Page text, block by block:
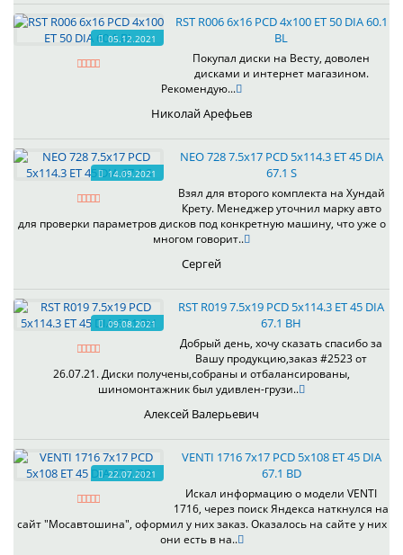
05.12.2021
RST R006 6x16 PCD 4x100 ET 50 DIA 60.1
BL
Покупал диски на Весту, доволен
дисками и интернет магазином.
Рекомендую...
Николай Арефьев
14.09.2021
NEO 728 7.5x17 PCD 5x114.3 ET 45 DIA
67.1 S
Взял для второго комплекта на Хундай
Крету. Менеджер уточнил марку авто
для проверки параметров дисков под конкретную машину, что уже о
многом говорит..
Сергей
09.08.2021
RST R019 7.5x19 PCD 5x114.3 ET 45 DIA
67.1 BH
Добрый день, хочу сказать спасибо за
Вашу продукцию,заказ #2523 от
26.07.21. Диски получены,собраны и отбалансированы,
шиномонтажник был удивлен-грузи..
Алексей Валерьевич
22.07.2021
VENTI 1716 7x17 PCD 5x108 ET 45 DIA
67.1 BD
Искал информацию о модели VENTI
1716, через поиск Яндекса наткнулся на
сайт "Мосавтошина", оформил у них заказ. Оказалось на сайте у них
они есть в на..